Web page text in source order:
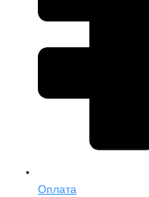
Оплата